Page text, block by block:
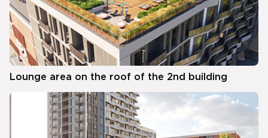
Lounge area on the roof of the 2nd building